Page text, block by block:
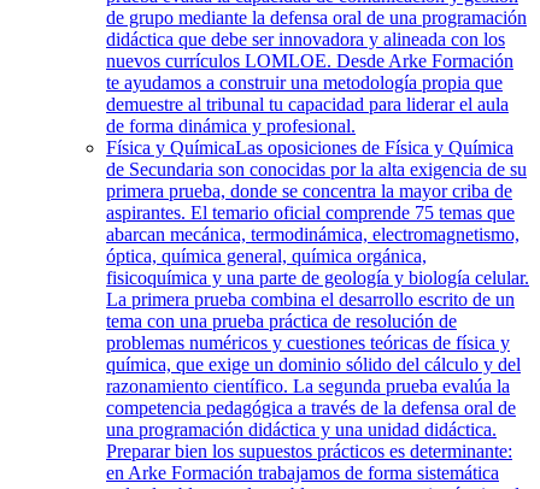
de grupo mediante la defensa oral de una programación
didáctica que debe ser innovadora y alineada con los
nuevos currículos LOMLOE. Desde Arke Formación
te ayudamos a construir una metodología propia que
demuestre al tribunal tu capacidad para liderar el aula
de forma dinámica y profesional.
Física y QuímicaLas oposiciones de Física y Química
de Secundaria son conocidas por la alta exigencia de su
primera prueba, donde se concentra la mayor criba de
aspirantes. El temario oficial comprende 75 temas que
abarcan mecánica, termodinámica, electromagnetismo,
óptica, química general, química orgánica,
fisicoquímica y una parte de geología y biología celular.
La primera prueba combina el desarrollo escrito de un
tema con una prueba práctica de resolución de
problemas numéricos y cuestiones teóricas de física y
química, que exige un dominio sólido del cálculo y del
razonamiento científico. La segunda prueba evalúa la
competencia pedagógica a través de la defensa oral de
una programación didáctica y una unidad didáctica.
Preparar bien los supuestos prácticos es determinante:
en Arke Formación trabajamos de forma sistemática